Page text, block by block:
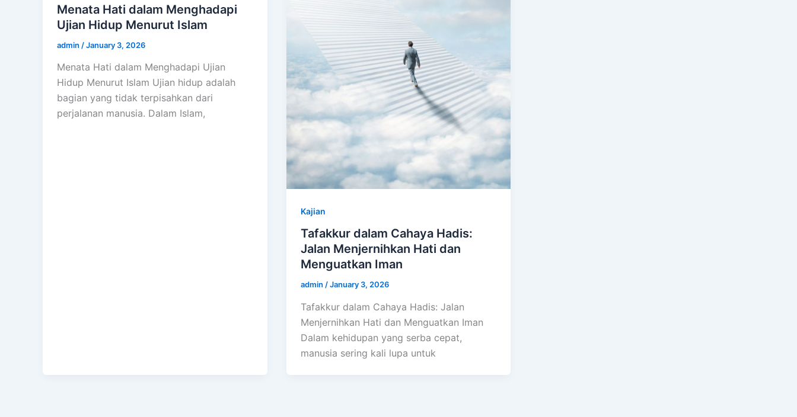
Menata Hati dalam Menghadapi
Ujian Hidup Menurut Islam
admin /January 3, 2026
Menata Hati dalam Menghadapi Ujian
Hidup Menurut Islam Ujian hidup adalah
bagian yang tidak terpisahkan dari
perjalanan manusia. Dalam Islam,
Kajian
Tafakkur dalam Cahaya Hadis:
Jalan Menjernihkan Hati dan
Menguatkan Iman
admin /January 3, 2026
Tafakkur dalam Cahaya Hadis: Jalan
Menjernihkan Hati dan Menguatkan Iman
Dalam kehidupan yang serba cepat,
manusia sering kali lupa untuk